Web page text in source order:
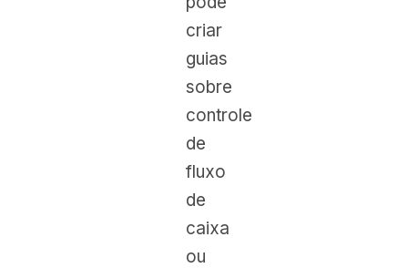
criar
guias
sobre
controle
de
fluxo
de
caixa
ou